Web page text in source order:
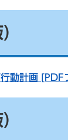
動計画